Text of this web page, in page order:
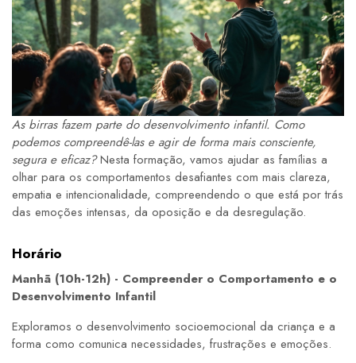
As birras fazem parte do desenvolvimento infantil. Como
podemos compreendê-las e agir de forma mais consciente,
segura e eficaz?Nesta formação, vamos ajudar as famílias a
olhar para os comportamentos desafiantes com mais clareza,
empatia e intencionalidade, compreendendo o que está por trás
das emoções intensas, da oposição e da desregulação.
Horário
Manhã (10h-12h) - Compreender o Comportamento e o
Desenvolvimento Infantil
Exploramos o desenvolvimento socioemocional da criança e a
forma como comunica necessidades, frustrações e emoções.